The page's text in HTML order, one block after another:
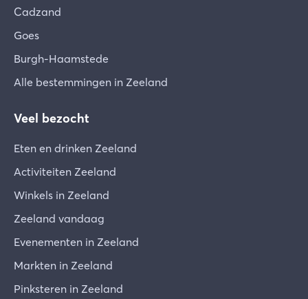
Cadzand
Goes
Burgh-Haamstede
Alle bestemmingen in Zeeland
Veel bezocht
Eten en drinken Zeeland
Activiteiten Zeeland
Winkels in Zeeland
Zeeland vandaag
Evenementen in Zeeland
Markten in Zeeland
Pinksteren in Zeeland